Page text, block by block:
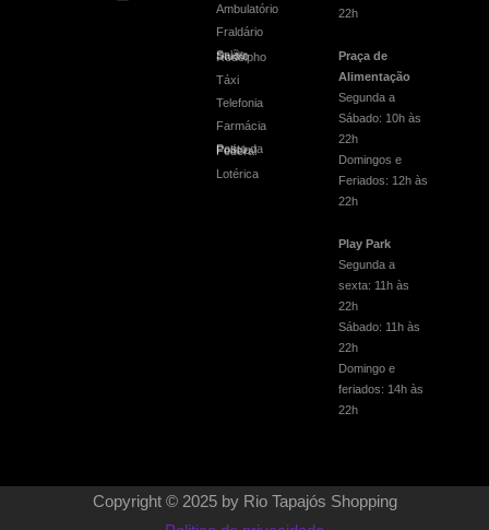
Ambulatório
Fraldário
Salão Studio Rodolpho
Táxi
Telefonia
Farmácia
Posto da Polícia Federal
Lotérica
22h
Praça de
Alimentação
Segunda a
Sábado: 10h às
22h
Domingos e
Feriados: 12h às
22h
Play Park
Segunda a
sexta: 11h às
22h
Sábado: 11h às
22h
Domingo e
feriados: 14h às
22h
Copyright © 2025 by Rio Tapajós Shopping